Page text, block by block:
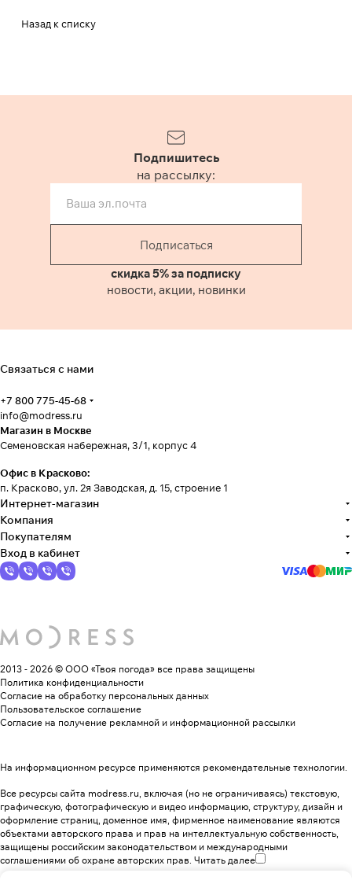
Назад к списку
Подпишитесь
на рассылку:
Подписаться
скидка 5% за подписку
новости, акции, новинки
Связаться с нами
+7 800 775-45-68
info@modress.ru
Магазин в Москве
Семеновская набережная, 3/1, корпус 4
Офис в Красково:
п. Красково, ул. 2я Заводская, д. 15, строение 1
Интернет-магазин
Компания
Покупателям
Вход в кабинет
2013 - 2026 © ООО «Твоя погода» все права защищены
Политика конфиденциальности
Согласие на обработку персональных данных
Пользовательское соглашение
Согласие на получение рекламной и информационной рассылки
На информационном ресурсе применяются рекомендательные технологии.
Все ресурсы сайта modress.ru, включая (но не ограничиваясь) текстовую,
графическую, фотографическую и видео информацию, структуру, дизайн и
оформление страниц, доменное имя, фирменное наименование являются
объектами авторского права и прав на интеллектуальную собственность,
защищены российским законодательством и международными
соглашениями об охране авторских прав. Читать далее